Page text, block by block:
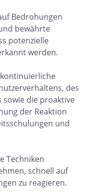
Bedrohungen
bewährte
potenzielle
werden.
des
sowie die proaktive
der Reaktion
und
Techniken
schnell auf
zu reagieren.